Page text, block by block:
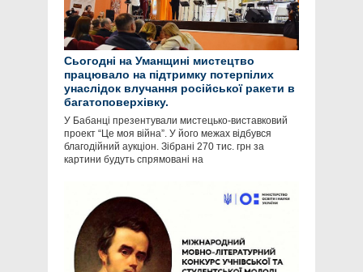
Сьогодні на Уманщині мистецтво
працювало на підтримку потерпілих
унаслідок влучання російської ракети в
багатоповерхівку.
У Бабанці презентували мистецько-виставковий
проект “Це моя війна”. У його межах відбувся
благодійний аукціон. Зібрані 270 тис. грн за
картини будуть спрямовані на